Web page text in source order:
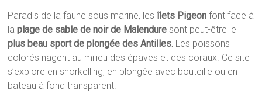
Paradis de la faune sous marine, lesîlets Pigeon font face à
laplage de sable de noir de Malendure sont peut-être le
plus beau sport de plongée des Antilles. Les poissons
colorés nagent au milieu des épaves et des coraux. Ce site
s’explore en snorkelling, en plongée avec bouteille ou en
bateau à fond transparent.